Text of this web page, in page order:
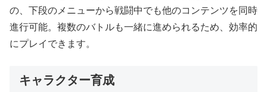
の、下段のメニューから戦闘中でも他のコンテンツを同時
進行可能。複数のバトルも一緒に進められるため、効率的
にプレイできます。
キャラクター育成